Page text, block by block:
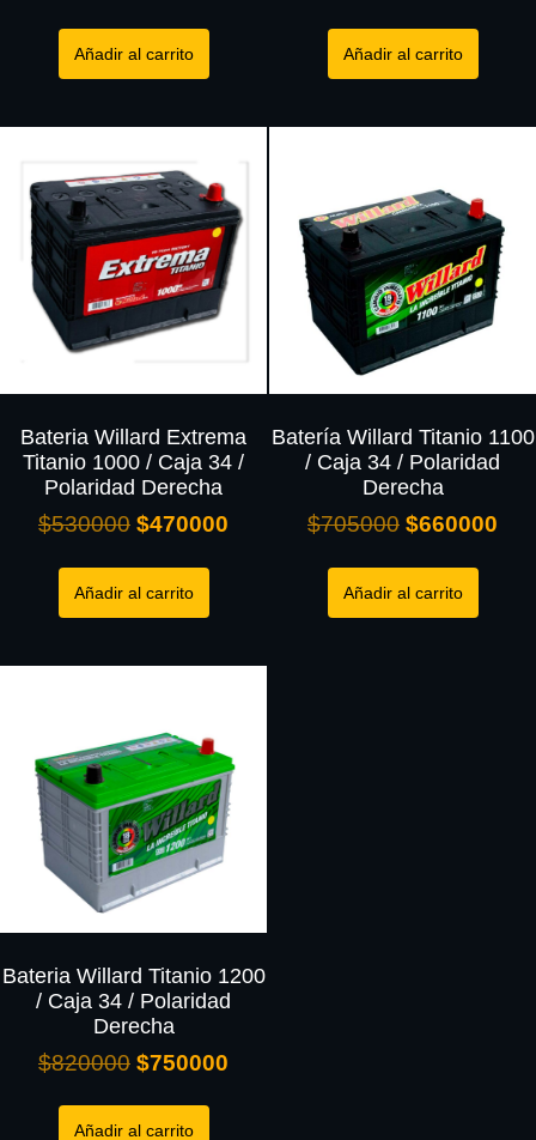
Añadir al carrito Añadir al carrito
Bateria Willard Extrema
Titanio 1000 / Caja 34 /
Polaridad Derecha
$530000 $470000
Añadir al carrito
Batería Willard Titanio 1100
/ Caja 34 / Polaridad
Derecha
$705000 $660000
Añadir al carrito
Bateria Willard Titanio 1200
/ Caja 34 / Polaridad
Derecha
$820000 $750000
Añadir al carrito